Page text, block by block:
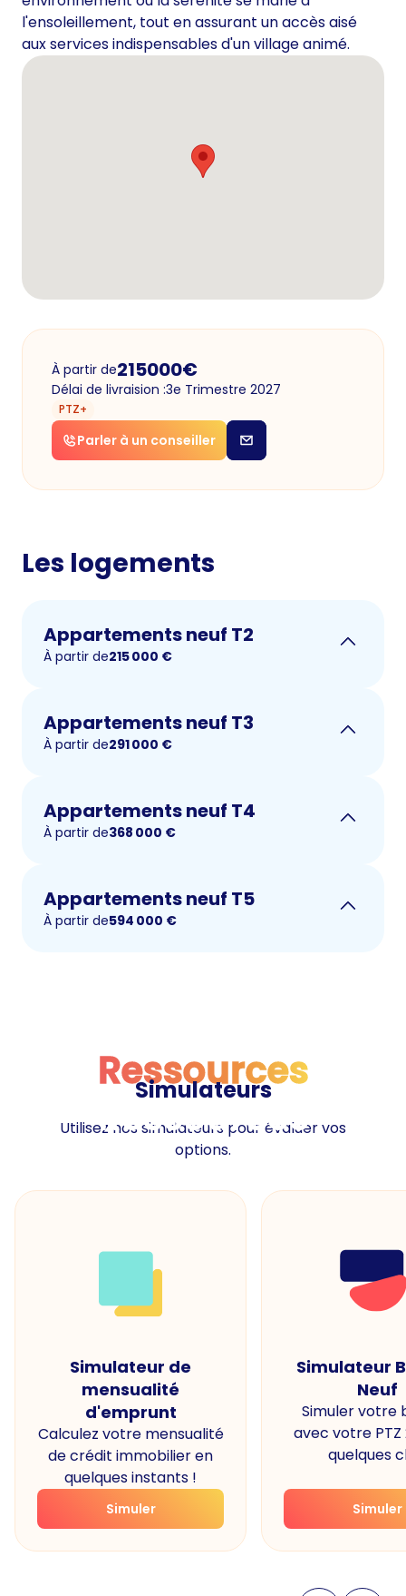
l'ensoleillement, tout en assurant un accès aisé
aux services indispensables d'un village animé.
À partir de215000€
Délai de livraision :3e Trimestre 2027
PTZ+
Parler à un conseiller
Les logements
Appartements neuf T2
À partir de215 000 €
Appartements neuf T3
À partir de291 000 €
Appartements neuf T4
À partir de368 000 €
Appartements neuf T5
À partir de594 000 €
Ressources
Ressources
Simulateurs
Utilisez nos simulateurs pour évaluer vos
options.
Simulateur de
mensualité
d'emprunt
Calculez votre mensualité
de crédit immobilier en
quelques instants !
Simuler
Simulateur
Neuf
Simuler votre
avec votre PTZ
quelques
Simuler